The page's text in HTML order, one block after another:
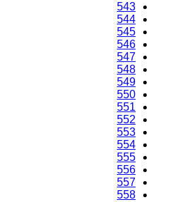
543
544
545
546
547
548
549
550
551
552
553
554
555
556
557
558